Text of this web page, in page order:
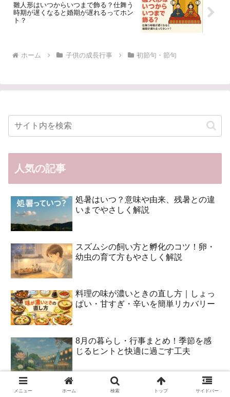
雛人形はいつからいつまで飾る？仕舞う
時期が遅くなると婚期が遅れるってホン
ト？
ホーム 子供の成長行事 初節句・節句
人気の記事
処暑はいつ？意味や由来、残暑との違
いまでやさしく解説
スズムシの飼い方と孵化のコツ！卵・
幼虫の育て方もやさしく解説
料理の味が濃いときの直し方｜しょっ
ぱい・甘すぎ・辛いを簡単リカバリー
8月の暮らし・行事まとめ！季節を感
じるヒントと快適に過ごす工夫
打ち水で涼しくなるのはなぜ？意味や
メニュー ホーム 検索 トップ サイドバー